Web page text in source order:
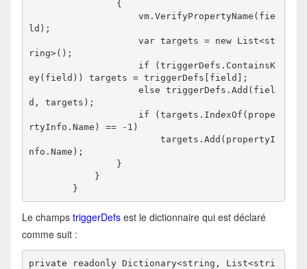
                    vm.VerifyPropertyName(fie
ld);
                    var targets = new List<st
ring>();
ey(field)) targets = triggerDefs[field];
                    else triggerDefs.Add(fiel
d, targets);
rtyInfo.Name) == -1)
                        targets.Add(propertyI
nfo.Name);
        }
Le champs triggerDefsest le dictionnaire qui est déclaré
comme suit :
private readonly Dictionary<string, List<stri